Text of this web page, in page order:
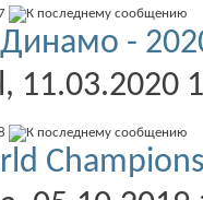
-
, 11.03.2020